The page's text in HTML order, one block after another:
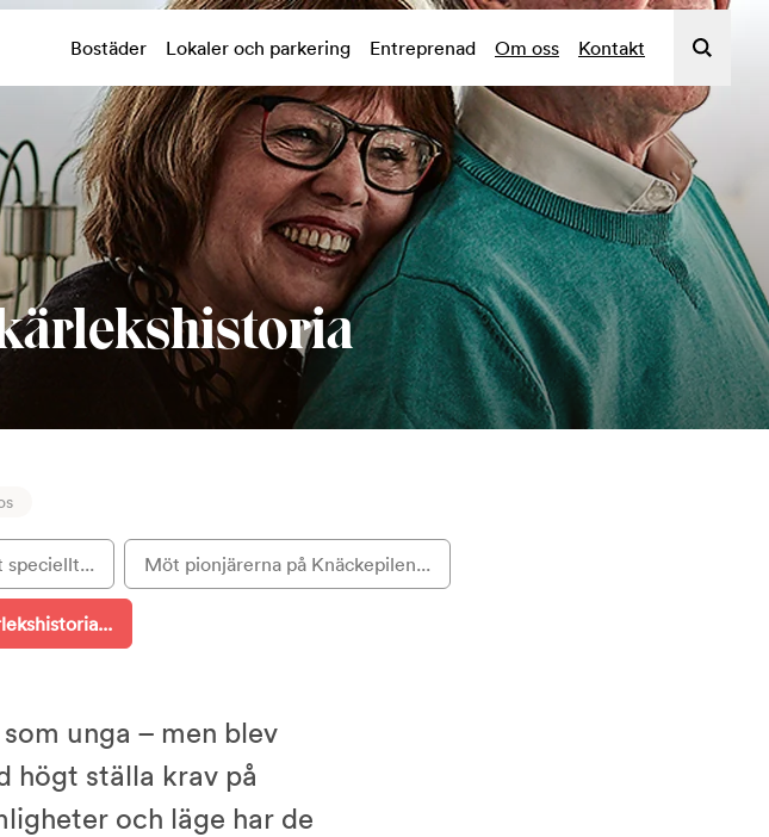
Bostäder Lokaler och parkering Entreprenad Om oss Kontakt
speciellt... Möt pionjärerna på Knäckepilen...
unga – men blev
högt ställa krav på
och läge har de